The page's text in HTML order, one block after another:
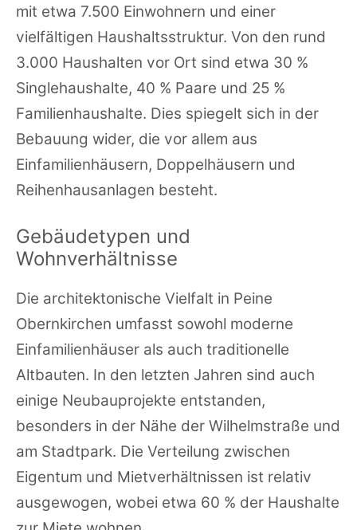
mit etwa 7.500 Einwohnern und einer
vielfältigen Haushaltsstruktur. Von den rund
3.000 Haushalten vor Ort sind etwa 30 %
Singlehaushalte, 40 % Paare und 25 %
Familienhaushalte. Dies spiegelt sich in der
Bebauung wider, die vor allem aus
Einfamilienhäusern, Doppelhäusern und
Reihenhausanlagen besteht.
Gebäudetypen und
Wohnverhältnisse
Die architektonische Vielfalt in Peine
Obernkirchen umfasst sowohl moderne
Einfamilienhäuser als auch traditionelle
Altbauten. In den letzten Jahren sind auch
einige Neubauprojekte entstanden,
besonders in der Nähe der Wilhelmstraße und
am Stadtpark. Die Verteilung zwischen
Eigentum und Mietverhältnissen ist relativ
ausgewogen, wobei etwa 60 % der Haushalte